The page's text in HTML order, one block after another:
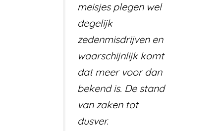
meisjes plegen wel
degelijk
zedenmisdrijven en
waarschijnlijk komt
dat meer voor dan
bekend is. De stand
van zaken tot
dusver.